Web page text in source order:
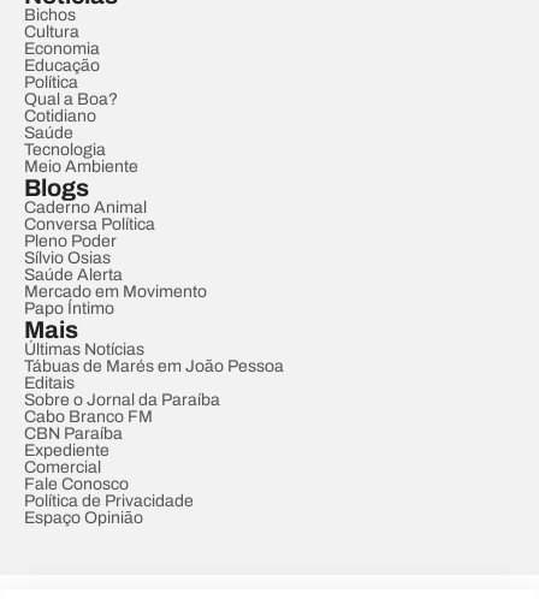
Bichos
Cultura
Economia
Educação
Política
Qual a Boa?
Cotidiano
Saúde
Tecnologia
Meio Ambiente
Blogs
Caderno Animal
Conversa Política
Pleno Poder
Sílvio Osias
Saúde Alerta
Mercado em Movimento
Papo Íntimo
Mais
Últimas Notícias
Tábuas de Marés em João Pessoa
Editais
Sobre o Jornal da Paraíba
Cabo Branco FM
CBN Paraíba
Expediente
Comercial
Fale Conosco
Política de Privacidade
Espaço Opinião